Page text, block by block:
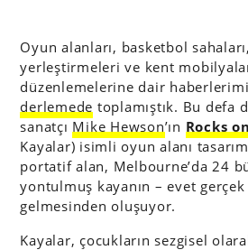
Oyun alanları, basketbol
yerleştirmeleri ve kent
düzenlemelerine dair
derlemede toplamıştık. Bu defa
sanatçı Mike Hewson’ın Rocks
Kayalar) isimli oyun alanı
portatif alan, Melbourne’da 24
yontulmuş kayanın – evet
gelmesinden oluşuyor.
Kayalar, çocukların sezgisel